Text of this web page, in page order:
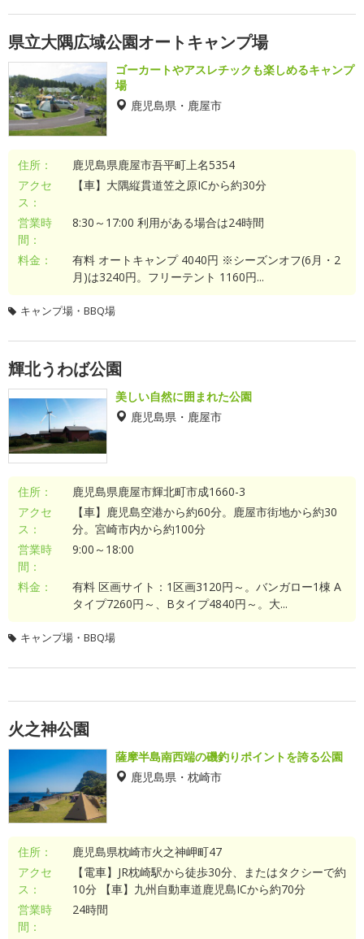
県立大隅広域公園オートキャンプ場
ゴーカートやアスレチックも楽しめるキャンプ
場
鹿児島県・鹿屋市
住所：
鹿児島県鹿屋市吾平町上名5354
アクセ
ス：
【車】大隅縦貫道笠之原ICから約30分
営業時
間：
8:30～17:00 利用がある場合は24時間
料金：
有料 オートキャンプ 4040円 ※シーズンオフ(6月・2
月)は3240円。フリーテント 1160円...
キャンプ場・BBQ場
輝北うわば公園
美しい自然に囲まれた公園
鹿児島県・鹿屋市
住所：
鹿児島県鹿屋市輝北町市成1660-3
アクセ
ス：
【車】鹿児島空港から約60分。鹿屋市街地から約30
分。宮崎市内から約100分
営業時
間：
9:00～18:00
料金：
有料 区画サイト：1区画3120円～。バンガロー1棟 A
タイプ7260円～、Bタイプ4840円～。大...
キャンプ場・BBQ場
火之神公園
薩摩半島南西端の磯釣りポイントを誇る公園
鹿児島県・枕崎市
住所：
鹿児島県枕崎市火之神岬町47
アクセ
ス：
【電車】JR枕崎駅から徒歩30分、またはタクシーで約
10分 【車】九州自動車道鹿児島ICから約70分
営業時
間：
24時間